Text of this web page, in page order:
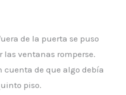
de la puerta se puso
las ventanas romperse.
cuenta de que algo debía
piso.